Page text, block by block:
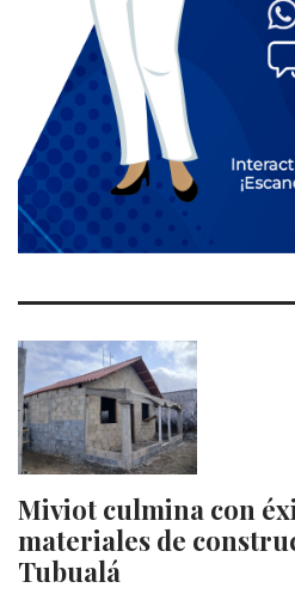
Miviot culmina con
materiales de
Tubualá